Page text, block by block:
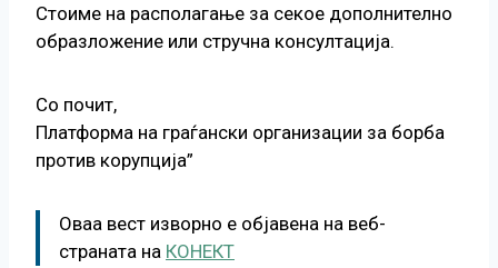
Стоиме на располагање за секое дополнително
образложение или стручна консултација.
Со почит,
Платформа на граѓански организации за борба
против корупција”
Оваа вест изворно е објавена на веб-
страната на КОНЕКТ